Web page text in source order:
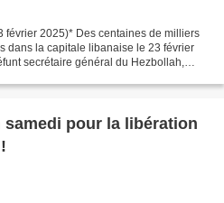
février 2025)* Des centaines de milliers
dans la capitale libanaise le 23 février
secrétaire général du Hezbollah,
pour la libération